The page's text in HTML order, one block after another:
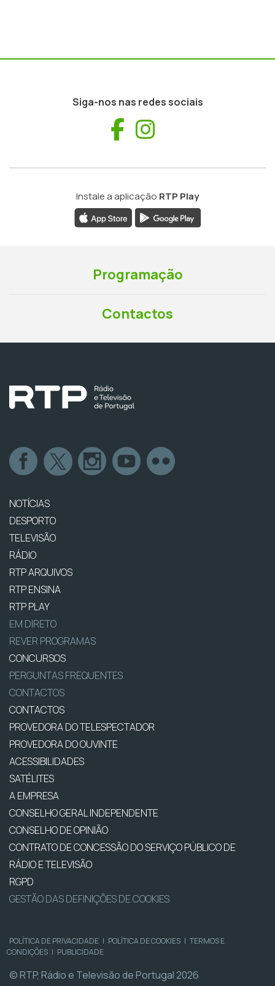
Siga-nos nas redes sociais
Facebook
Instale a aplicação RTP Play
Programação
Contactos
NOTÍCIAS
DESPORTO
TELEVISÃO
RÁDIO
RTP ARQUIVOS
RTP ENSINA
RTP PLAY
EM DIRETO
REVER PROGRAMAS
CONCURSOS
PERGUNTAS FREQUENTES
CONTACTOS
CONTACTOS
PROVEDORA DO TELESPECTADOR
PROVEDORA DO OUVINTE
ACESSIBILIDADES
SATÉLITES
A EMPRESA
CONSELHO GERAL INDEPENDENTE
CONSELHO DE OPINIÃO
CONTRATO DE CONCESSÃO DO SERVIÇO PÚBLICO DE
RÁDIO E TELEVISÃO
RGPD
GESTÃO DAS DEFINIÇÕES DE COOKIES
POLÍTICA DE PRIVACIDADE | POLÍTICA DE COOKIES | TERMOS E
CONDIÇÕES | PUBLICIDADE
© RTP, Rádio e Televisão de Portugal 2026